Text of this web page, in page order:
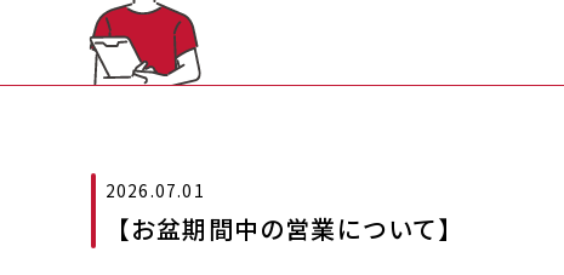
2026.07.01
【お盆期間中の営業について】